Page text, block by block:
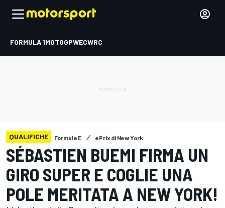
FORMULA 1MOTOGPWECWRC
QUALIFICHE Formula E ePrix di New York
SÉBASTIEN BUEMI FIRMA UN
GIRO SUPER E COGLIE UNA
POLE MERITATA A NEW YORK!